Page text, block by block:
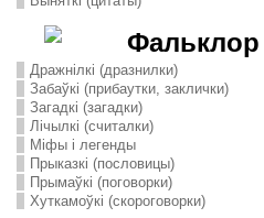
Фальклор
Дражнілкі (дразнилки)
Забаўкі (прибаутки, заклички)
Загадкі (загадки)
Лічылкі (считалки)
Міфы і легенды
Прыказкі (пословицы)
Прымаўкі (поговорки)
Хуткамоўкі (скороговорки)